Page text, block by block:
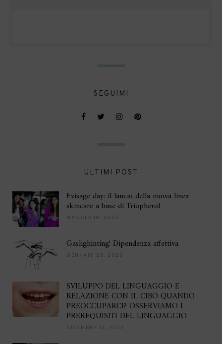
SEGUIMI
ULTIMI POST
Evisage day: il lancio della nuova linea
skincare a base di Triopherol
MAGGIO 18, 2023
Gaslighinting! Dipendenza affettiva
GENNAIO 25, 2023
SVILUPPO DEL LINGUAGGIO E
RELAZIONE CON IL CIBO QUANDO
PREOCCUPARCI? OSSERVIAMO I
PREREQUISITI DEL LINGUAGGIO
DICEMBRE 12, 2022